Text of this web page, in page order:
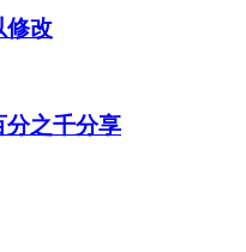
修改
分之千分享